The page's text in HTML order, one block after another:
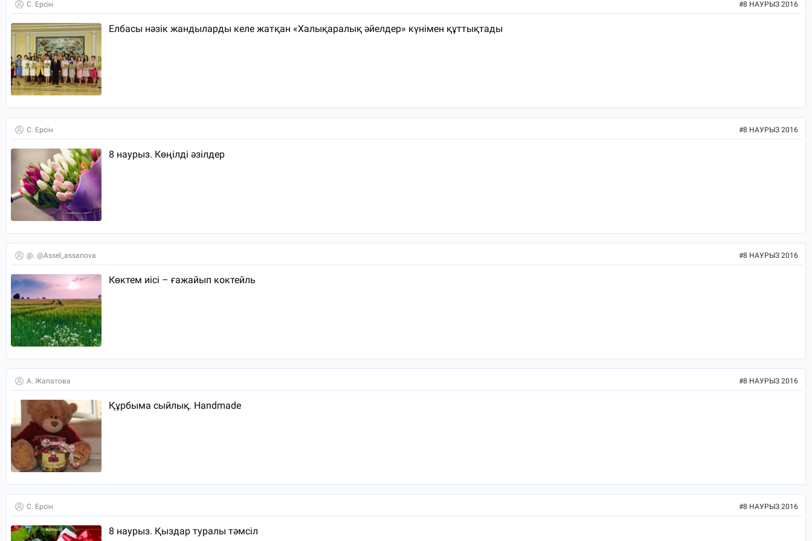
С. Ерсін #8 НАУРЫЗ 2016
Елбасы нәзік жандыларды келе жатқан «Халықаралық әйелдер» күнімен құттықтады
С. Ерсін #8 НАУРЫЗ 2016
8 наурыз. Көңілді әзілдер
@. @assel_assanova #8 НАУРЫЗ 2016
Көктем иісі – ғажайып коктейль
А. Жапатова #8 НАУРЫЗ 2016
Құрбыма сыйлық. Handmade
С. Ерсін #8 НАУРЫЗ 2016
8 наурыз. Қыздар туралы тәмсіл